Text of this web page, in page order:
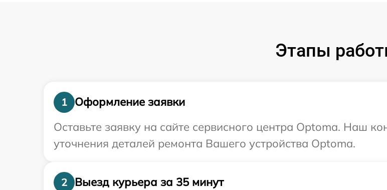
Этапы
1
Оформление заявки
Оставьте заявку на сайте сервисного центра Optoma. Наш
уточнения деталей ремонта Вашего устройства Optoma.
2
Выезд курьера за 35 минут